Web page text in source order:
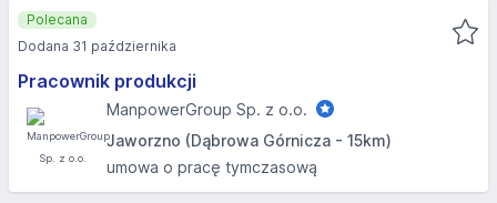
Pracownik produkcji
ManpowerGroup Sp. z o.o.
Jaworzno (Dąbrowa Górnicza - 15km)
umowa o pracę tymczasową
Polecana
Dodana 31 października